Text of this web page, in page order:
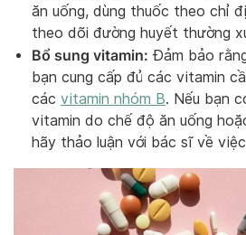
ăn uống, dùng thuốc theo chỉ
theo dõi đường huyết thường
Bổ sung vitamin: Đảm bảo
bạn cung cấp đủ các vitamin
các vitamin nhóm B. Nếu bạn
vitamin do chế độ ăn uống
hãy thảo luận với bác sĩ về